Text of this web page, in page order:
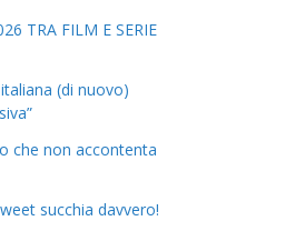
TRA FILM E SERIE
(di nuovo)
che non accontenta
succhia davvero!